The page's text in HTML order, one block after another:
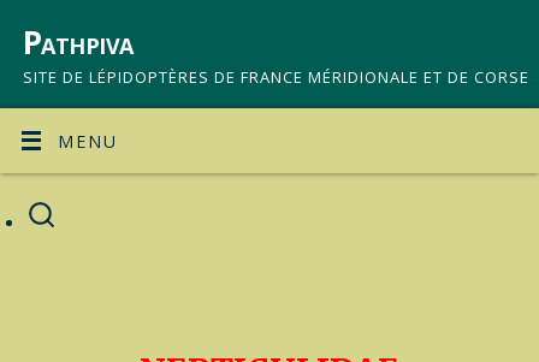
Pathpiva
SITE DE LÉPIDOPTÈRES DE FRANCE MÉRIDIONALE ET DE CORSE
MENU